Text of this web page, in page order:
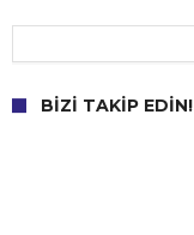
BIZI TAKIP EDIN!